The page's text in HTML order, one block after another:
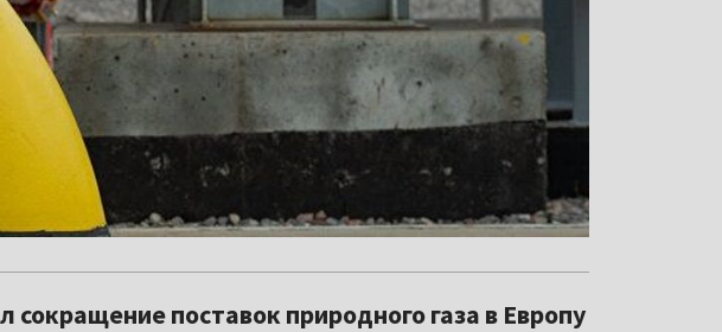
сокращение поставок природного газа в Европу